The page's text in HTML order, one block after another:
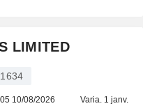
LIMITED
10/08/2026 Varia. 1 janv.